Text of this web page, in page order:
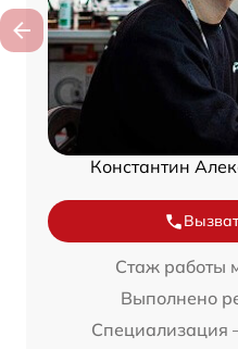
Константин
Стаж работы
Выполнено
Специализация